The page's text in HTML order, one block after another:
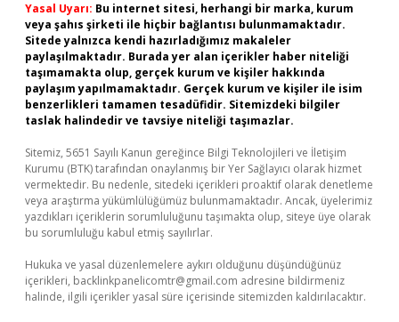
Yasal Uyarı: Bu internet sitesi, herhangi bir marka, kurum
veya şahıs şirketi ile hiçbir bağlantısı bulunmamaktadır.
Sitede yalnızca kendi hazırladığımız makaleler
paylaşılmaktadır. Burada yer alan içerikler haber niteliği
taşımamakta olup, gerçek kurum ve kişiler hakkında
paylaşım yapılmamaktadır. Gerçek kurum ve kişiler ile isim
benzerlikleri tamamen tesadüfidir. Sitemizdeki bilgiler
taslak halindedir ve tavsiye niteliği taşımazlar.
Sitemiz, 5651 Sayılı Kanun gereğince Bilgi Teknolojileri ve İletişim
Kurumu (BTK) tarafından onaylanmış bir Yer Sağlayıcı olarak hizmet
vermektedir. Bu nedenle, sitedeki içerikleri proaktif olarak denetleme
veya araştırma yükümlülüğümüz bulunmamaktadır. Ancak, üyelerimiz
yazdıkları içeriklerin sorumluluğunu taşımakta olup, siteye üye olarak
bu sorumluluğu kabul etmiş sayılırlar.
Hukuka ve yasal düzenlemelere aykırı olduğunu düşündüğünüz
içerikleri, backlinkpanelicomtr@gmail.com adresine bildirmeniz
halinde, ilgili içerikler yasal süre içerisinde sitemizden kaldırılacaktır.